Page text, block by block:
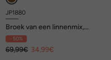
JP1880
Broek van een linnenmix,
elastische tailleband, basic fit
- 50%
69,99€ 34,99€